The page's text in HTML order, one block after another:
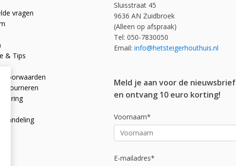
vragen
& Tips
voorwaarden
Sluisstraat 45
9636 AN Zuidbroek
(Alleen op afspraak)
Tel: 050-7830050
Email: info@hetsteigerhouthuis.nl
Meld je aan voor de nieuwsbrief
en ontvang 10 euro korting!
Voornaam*
E-mailadres*